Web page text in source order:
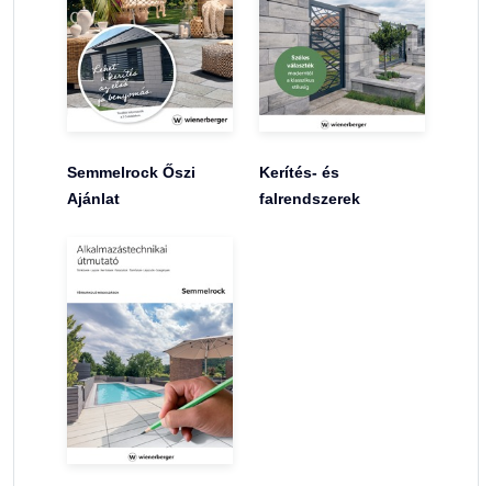
Semmelrock Őszi
Ajánlat
Kerítés- és
falrendszerek